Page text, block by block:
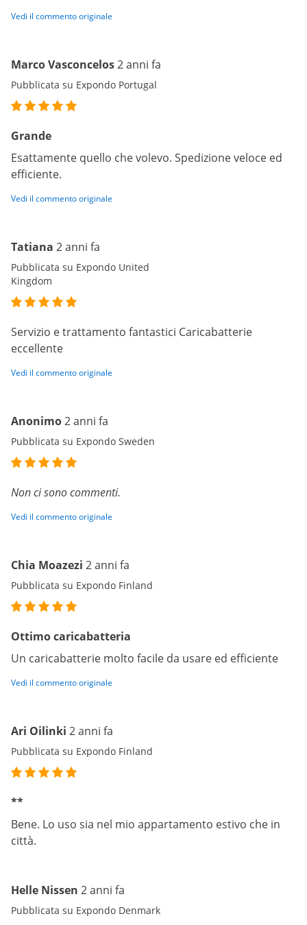
Vedi il commento originale
Marco Vasconcelos2 anni fa
Pubblicata su Expondo Portugal
Grande
Esattamente quello che volevo. Spedizione veloce ed
efficiente.
Vedi il commento originale
Tatiana 2 anni fa
Pubblicata su Expondo United
Kingdom
Servizio e trattamento fantastici Caricabatterie
eccellente
Vedi il commento originale
Anonimo2 anni fa
Pubblicata su Expondo Sweden
Non ci sono commenti.
Vedi il commento originale
Chia Moazezi 2 anni fa
Pubblicata su Expondo Finland
Ottimo caricabatteria
Un caricabatterie molto facile da usare ed efficiente
Vedi il commento originale
Ari Oilinki 2 anni fa
Pubblicata su Expondo Finland
**
Bene. Lo uso sia nel mio appartamento estivo che in
città.
Helle Nissen 2 anni fa
Pubblicata su Expondo Denmark